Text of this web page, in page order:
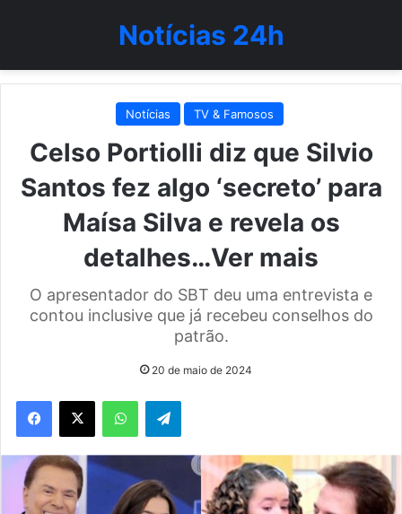
Notícias 24h
Notícias TV & Famosos
Celso Portiolli diz que Silvio
Santos fez algo ‘secreto’ para
Maísa Silva e revela os
detalhes…Ver mais
O apresentador do SBT deu uma entrevista e
contou inclusive que já recebeu conselhos do
patrão.
20 de maio de 2024
WhatsAppTelegram